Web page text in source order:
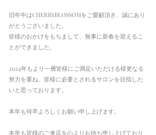
旧年中はCHERRYBLOSSOMをご愛顧頂き、誠にあり
がとうございました。
皆様のおかげをもちまして、無事に新春を迎えるこ
とができました。
2024年もより一層皆様にご満足いただける様更なる
努力を重ね、皆様に必要とされるサロンを目指した
いと思っております。
本年も何卒よろしくお願い申し上げます。
本年も皆様のご来店を心よりお待ち申し上げており